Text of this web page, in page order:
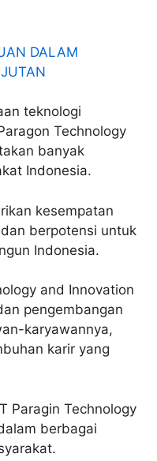
DALAM
teknologi
Technology
banyak
Indonesia.
kesempatan
berpotensi untuk
Indonesia.
and Innovation
pengembangan
karyawannya,
karir yang
Paragin Technology
berbagai